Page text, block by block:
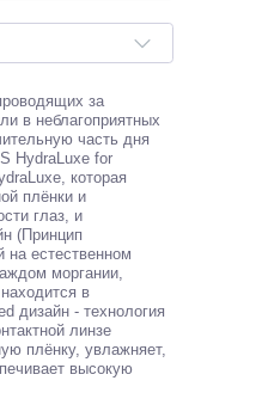
за
в неблагоприятных
часть дня
HydraLuxe for
которая
плёнки и
глаз, и
(Принцип
на естественном
моргании,
в
дизайн - технология
линзе
плёнку, увлажняет,
высокую